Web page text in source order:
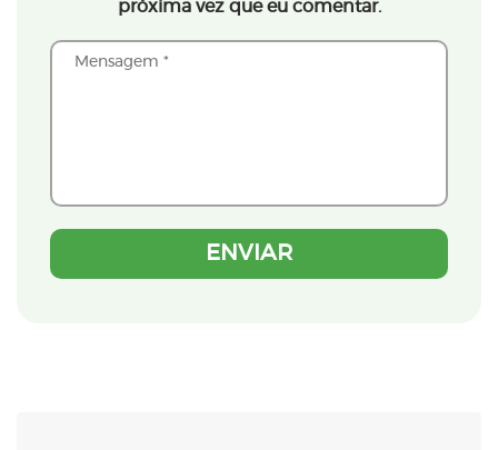
próxima vez que eu comentar.